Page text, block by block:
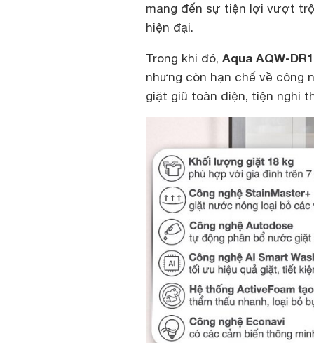
mang đến sự tiện lợi vượt
hiện đại.
Trong khi đó, Aqua AQW-
nhưng còn hạn chế về công
giặt giũ toàn diện, tiện nghi